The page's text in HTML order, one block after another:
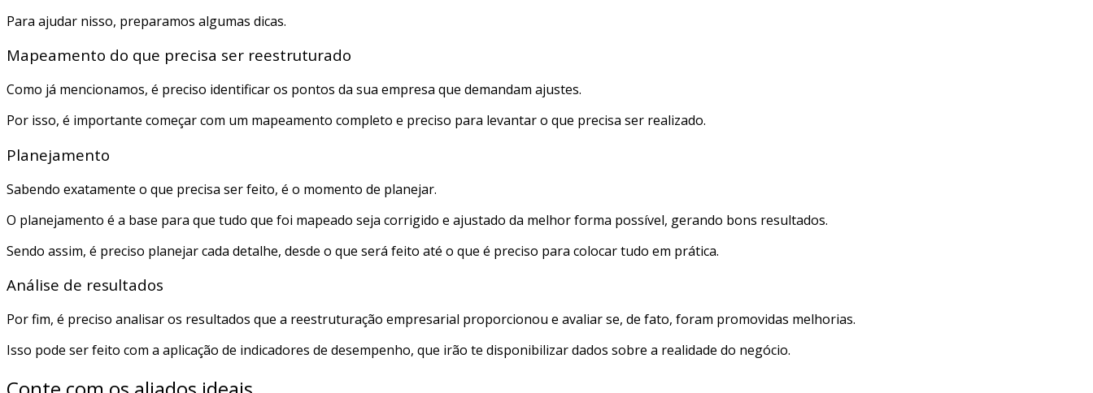
Para ajudar nisso, preparamos algumas dicas.
Mapeamento do que precisa ser reestruturado
Como já mencionamos, é preciso identificar os pontos da sua empresa que demandam ajustes.
Por isso, é importante começar com um mapeamento completo e preciso para levantar o que precisa ser realizado.
Planejamento
Sabendo exatamente o que precisa ser feito, é o momento de planejar.
O planejamento é a base para que tudo que foi mapeado seja corrigido e ajustado da melhor forma possível, gerando bons resultados.
Sendo assim, é preciso planejar cada detalhe, desde o que será feito até o que é preciso para colocar tudo em prática.
Análise de resultados
Por fim, é preciso analisar os resultados que a reestruturação empresarial proporcionou e avaliar se, de fato, foram promovidas melhorias.
Isso pode ser feito com a aplicação de indicadores de desempenho, que irão te disponibilizar dados sobre a realidade do negócio.